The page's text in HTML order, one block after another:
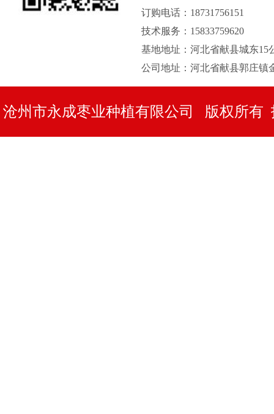
订购电话：18731756151
技术服务：15833759620
基地地址：河北省献县城东15
公司地址：河北省献县郭庄镇
沧州市永成枣业种植有限公司 版权所有